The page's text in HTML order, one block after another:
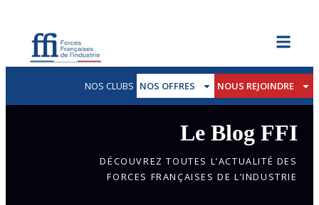
NOS CLUBS NOS OFFRES NOUS REJOINDRE
Le Blog FFI
DÉCOUVREZ TOUTES L’ACTUALITÉ DES
FORCES FRANÇAISES DE L’INDUSTRIE